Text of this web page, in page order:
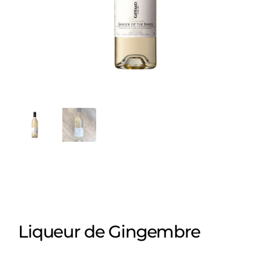
Liqueur de Gingembre